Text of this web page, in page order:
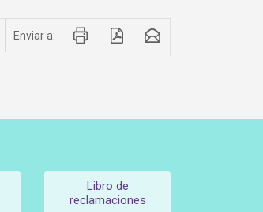
Enviar a:
Libro de
reclamaciones